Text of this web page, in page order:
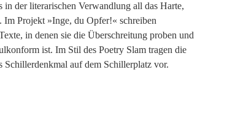
in der literarischen Verwandlung all das Harte,
Projekt »Inge, du Opfer!« schreiben
in denen sie die Überschreitung proben und
ist. Im Stil des Poetry Slam tragen die
auf dem Schillerplatz vor.